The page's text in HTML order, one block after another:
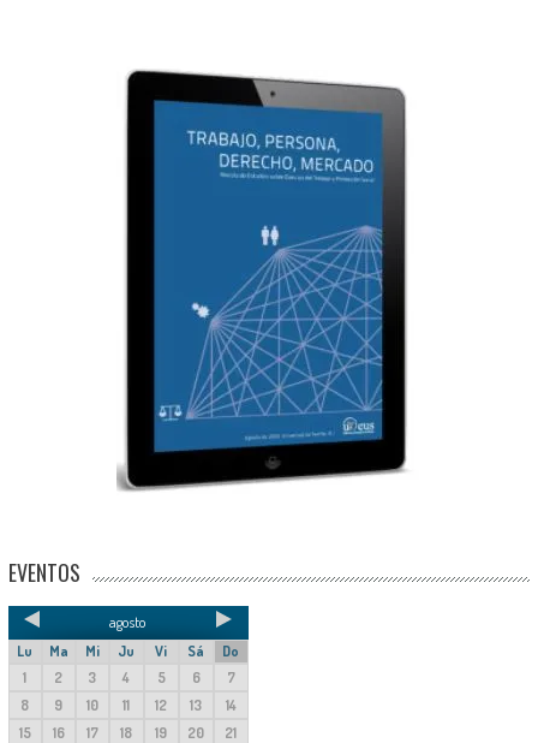
EVENTOS
agosto
Lu Ma Mi Ju Vi Sá
Do
1
2 3 4 5 6
7
8
9 10 11 12 13
14
15
16 17 18 19 20
21